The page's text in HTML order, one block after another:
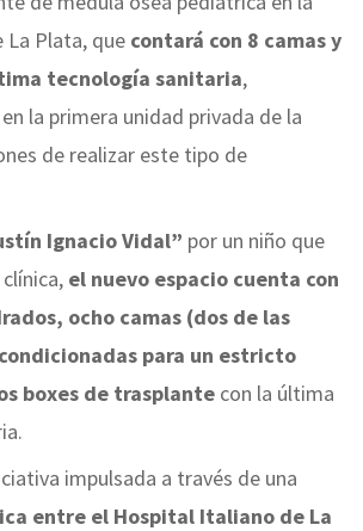
La Plata, que contará con 8 camas y
tecnología sanitaria,
la primera unidad privada de la
de realizar este tipo de
Ignacio Vidal” por un niño que
el nuevo espacio cuenta con
ocho camas (dos de las
para un estricto
boxes de trasplante con la última
impulsada a través de una
entre el Hospital Italiano de La